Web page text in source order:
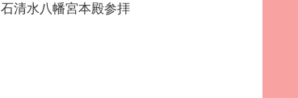
石清水八幡宮本殿参拝